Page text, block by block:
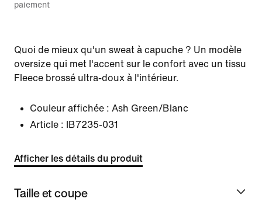
paiement
Quoi de mieux qu'un sweat à capuche ? Un modèle
oversize qui met l'accent sur le confort avec un tissu
Fleece brossé ultra-doux à l'intérieur.
Couleur affichée : Ash Green/Blanc
Article :
IB7235-031
Afficher les détails du produit
Taille et coupe